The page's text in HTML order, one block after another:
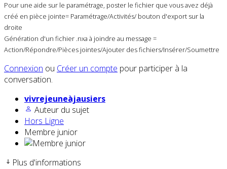
Pour une aide sur le paramétrage, poster le fichier que vous avez déjà
créé en pièce jointe= Paramétrage/Activités/ bouton d'export sur la
droite
Génération d'un fichier .nxa à joindre au message =
Action/Répondre/Pièces jointes/Ajouter des fichiers/Insérer/Soumettre
Connexion ou Créer un compte pour participer à la
conversation.
vivrejeuneàjausiers
Auteur du sujet
Hors Ligne
Membre junior
Plus d'informations